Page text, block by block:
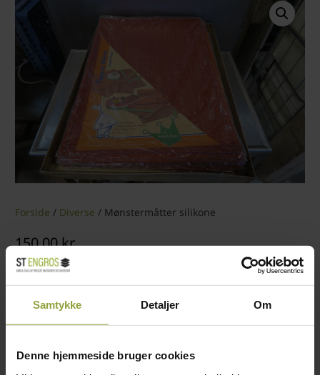
Samtykke Detaljer Om
Denne hjemmeside bruger cookies
Forside / Diverse / Mønstermåtter silikone
150,00kr.
KATEGORI:DIVERSE
Mønstermåtter ass silikone